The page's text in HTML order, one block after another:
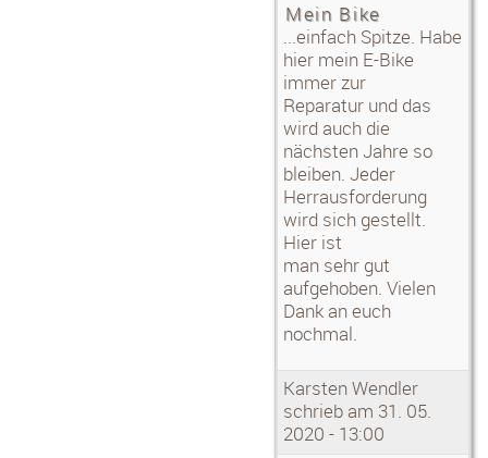
Mein Bike
...einfach Spitze. Habe
hier mein E-Bike
immer zur
Reparatur und das
wird auch die
nächsten Jahre so
bleiben. Jeder
Herrausforderung
wird sich gestellt.
Hier ist
man sehr gut
aufgehoben. Vielen
Dank an euch
nochmal.
Karsten Wendler
schrieb am 31. 05.
2020 - 13:00